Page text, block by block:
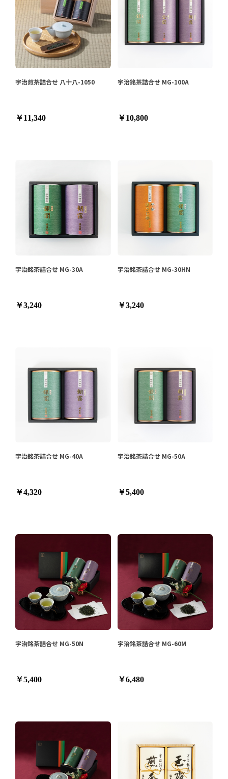
宇治煎茶詰合せ 八十八-1050
￥11,340
宇治銘茶詰合せ MG-100A
￥10,800
宇治銘茶詰合せ MG-30A
￥3,240
宇治銘茶詰合せ MG-30HN
￥3,240
宇治銘茶詰合せ MG-40A
￥4,320
宇治銘茶詰合せ MG-50A
￥5,400
宇治銘茶詰合せ MG-50N
￥5,400
宇治銘茶詰合せ MG-60M
￥6,480